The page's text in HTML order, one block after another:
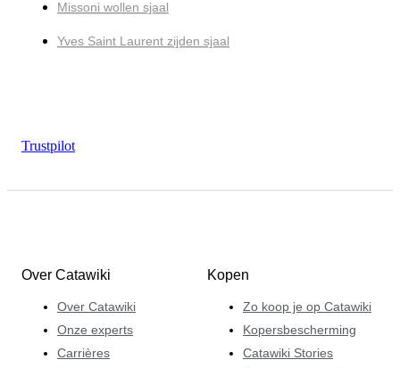
Missoni wollen sjaal
Yves Saint Laurent zijden sjaal
Trustpilot
Over Catawiki
Over Catawiki
Onze experts
Carrières
Kopen
Zo koop je op Catawiki
Kopersbescherming
Catawiki Stories